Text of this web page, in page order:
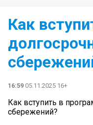
Как
16:59 05.11.2025 16+
Как вступить в
сбережений?